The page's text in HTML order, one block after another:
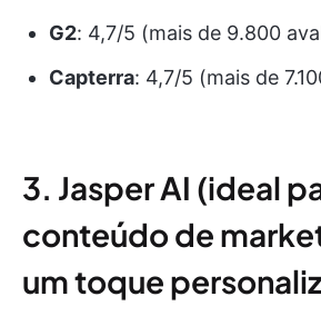
G2: 4,7/5 (mais de 9.800
Capterra: 4,7/5 (mais de
3. Jasper AI (ideal
conteúdo de
um toque